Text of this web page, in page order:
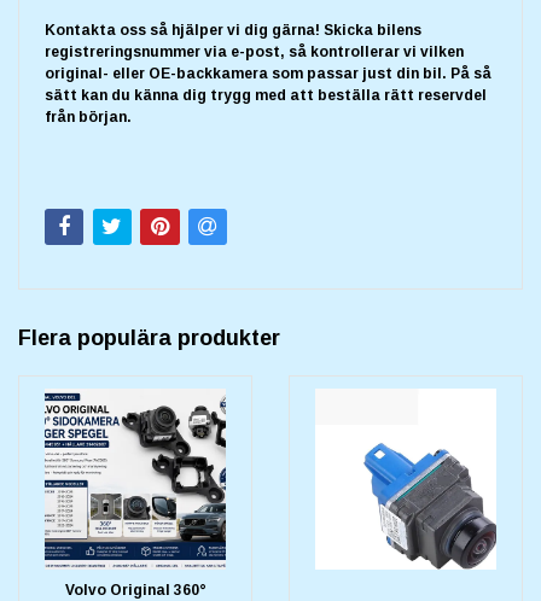
Kontakta oss så hjälper vi dig gärna! Skicka bilens
registreringsnummer via e-post, så kontrollerar vi vilken
original- eller OE-backkamera som passar just din bil. På så
sätt kan du känna dig trygg med att beställa rätt reservdel
från början.
Flera populära produkter
Volvo Original 360°